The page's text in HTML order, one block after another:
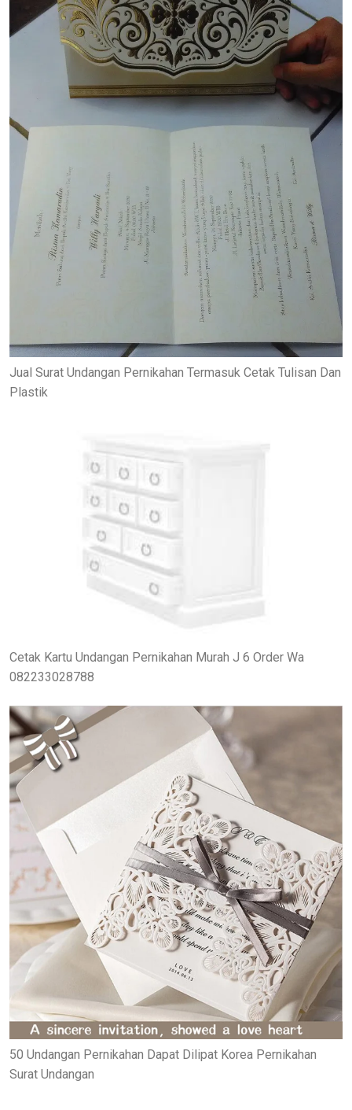
Jual Surat Undangan Pernikahan Termasuk Cetak Tulisan Dan
Plastik
Cetak Kartu Undangan Pernikahan Murah J 6 Order Wa
082233028788
50 Undangan Pernikahan Dapat Dilipat Korea Pernikahan
Surat Undangan